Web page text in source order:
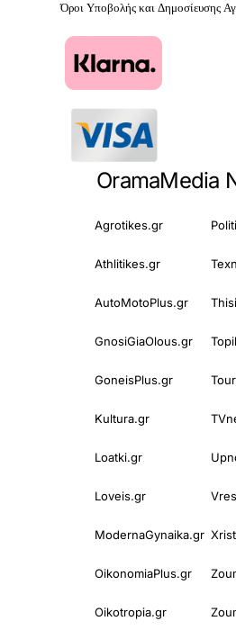
Όροι Υποβολής και Δημοσίευσης
OramaMedia
Agrotikes.gr
Athlitikes.gr
AutoMotoPlus.gr
GnosiGiaOlous.gr
GoneisPlus.gr
Kultura.gr
Loatki.gr
Loveis.gr
ModernaGynaika.gr
OikonomiaPlus.gr
Oikotropia.gr